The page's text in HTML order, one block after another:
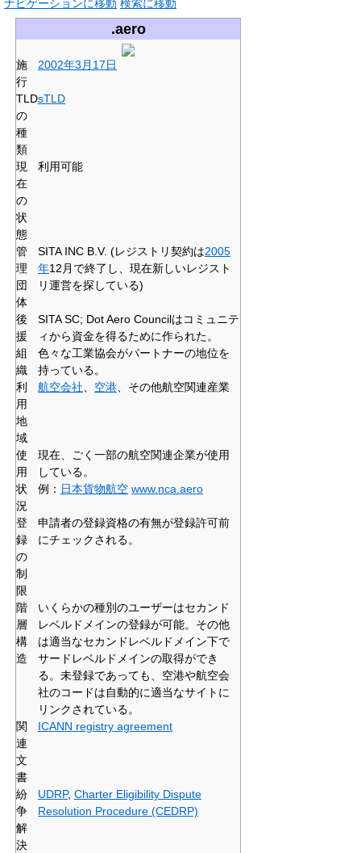
ナビゲーションに移動 検索に移動
.aero
施
行
2002年3月17日
TLD
の
種
類
sTLD
現
在
の
状
態
利用可能
管
理
団
体
SITA INC B.V. (レジストリ契約は2005
年12月で終了し、現在新しいレジスト
リ運営を探している)
後
援
組
織
SITA SC; Dot Aero Councilはコミュニテ
ィから資金を得るために作られた。
色々な工業協会がパートナーの地位を
持っている。
利
用
地
域
航空会社 空港 、その他航空関連産業
使
用
状
況
現在、ごく一部の航空関連企業が使用
している。
例： 日本貨物航空 www.nca.aero
登
録
の
制
限
申請者の登録資格の有無が登録許可前
にチェックされる。
階
層
構
造
いくらかの種別のユーザーはセカンド
レベルドメインの登録が可能。その他
は適当なセカンドレベルドメイン下で
サードレベルドメインの取得ができ
る。未登録であっても、空港や航空会
社のコードは自動的に適当なサイトに
リンクされている。
関
連
文
書
ICANN registry agreement
紛
争
解
決
UDRP, Charter Eligibility Dispute
Resolution Procedure (CEDRP)